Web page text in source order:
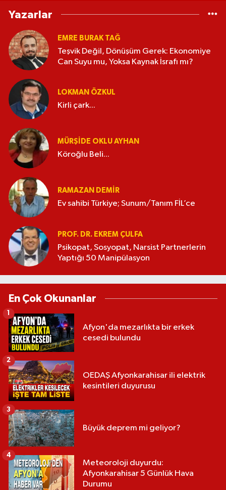
Yazarlar
EMRE BURAK TAĞ
Teşvik Değil, Dönüşüm Gerek: Ekonomiye
Can Suyu mu, Yoksa Kaynak İsrafı mı?
LOKMAN ÖZKUL
Kirli çark...
MÜRŞIDE OKLU AYHAN
Köroğlu Beli...
RAMAZAN DEMİR
Ev sahibi Türkiye; Sunum/Tanım FİL’ce
PROF. DR. EKREM ÇULFA
Psikopat, Sosyopat, Narsist Partnerlerin
Yaptığı 50 Manipülasyon
En Çok Okunanlar
Afyon'da mezarlıkta bir erkek
cesedi bulundu
1
OEDAŞ Afyonkarahisar ili elektrik
kesintileri duyurusu
2
Büyük deprem mi geliyor?
3
Meteoroloji duyurdu:
Afyonkarahisar 5 Günlük Hava
Durumu
4